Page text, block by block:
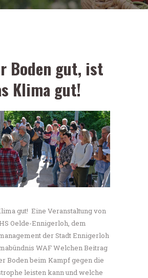
Boden gut, ist
Klima gut!
gut! Eine Veranstaltung von
Oelde-Ennigerloh, dem
der Stadt Ennigerloh
WAF Welchen Beitrag
Boden beim Kampf gegen die
leisten kann und welche